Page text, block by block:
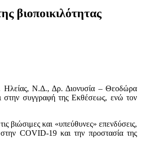
βιοποικιλότητας
Ηλείας, Ν.Δ., Δρ. Διονυσία – Θεοδώρα
στην συγγραφή της Εκθέσεως, ενώ τον
βιώσιμες και «υπεύθυνες» επενδύσεις,
COVID-19 και την προστασία της